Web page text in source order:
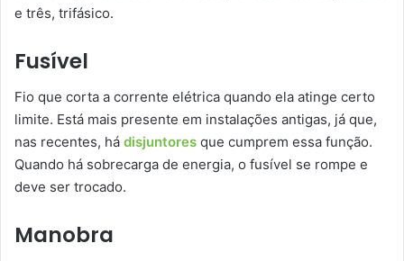
e três, trifásico.
Fusível
Fio que corta a corrente elétrica quando ela atinge certo
limite. Está mais presente em instalações antigas, já que,
nas recentes, há disjuntores que cumprem essa função.
Quando há sobrecarga de energia, o fusível se rompe e
deve ser trocado.
Manobra